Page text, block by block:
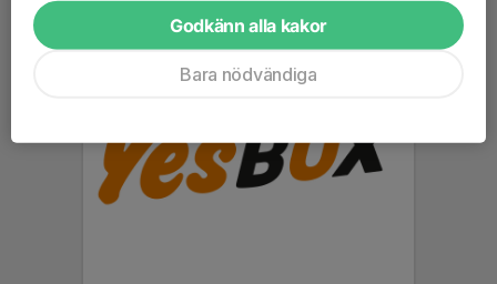
Godkänn alla kakor
Bara nödvändiga